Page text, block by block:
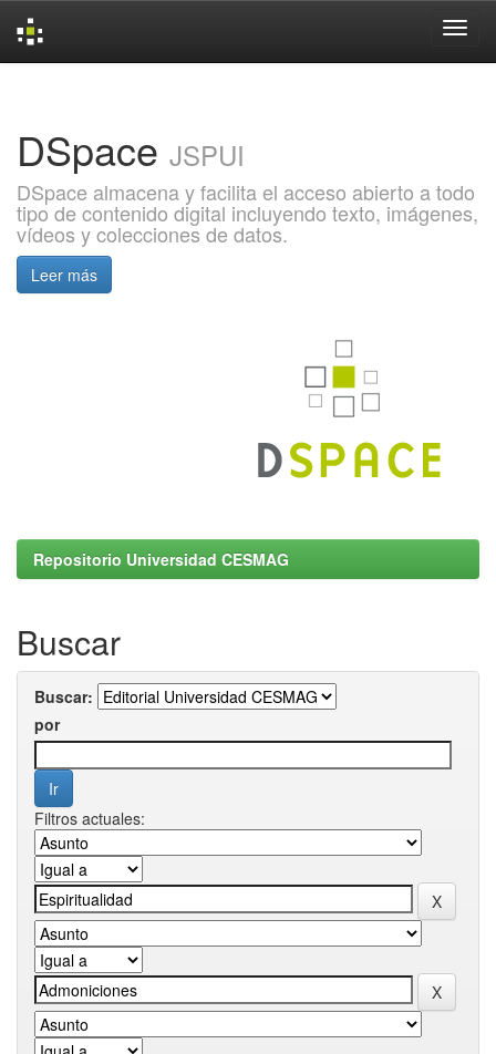
DSpace JSPUI
DSpace almacena y facilita el acceso abierto a todo
tipo de contenido digital incluyendo texto, imágenes,
vídeos y colecciones de datos.
Leer más
Repositorio Universidad CESMAG
Buscar
Buscar:
por
Filtros actuales: